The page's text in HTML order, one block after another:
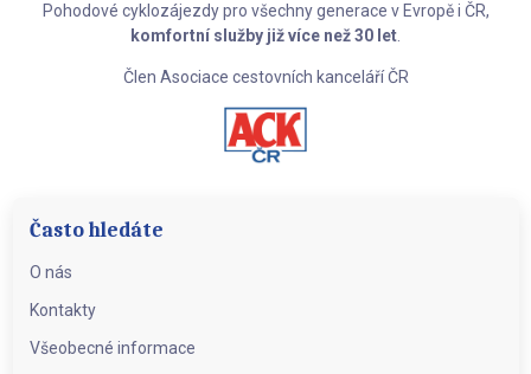
Pohodové cyklozájezdy pro všechny generace v Evropě i ČR,
komfortní služby již více než 30 let
Člen Asociace cestovních kanceláří ČR
Často hledáte
O nás
Kontakty
Všeobecné informace